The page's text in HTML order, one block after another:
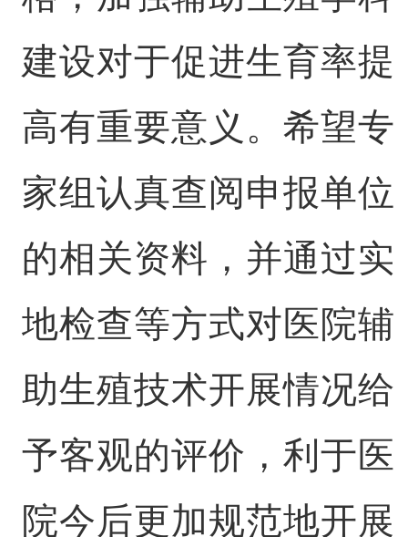
建设对于促进生育率提
高有重要意义。希望专
家组认真查阅申报单位
的相关资料，并通过实
地检查等方式对医院辅
助生殖技术开展情况给
予客观的评价，利于医
院今后更加规范地开展